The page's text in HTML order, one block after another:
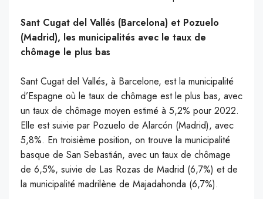
Sant Cugat del Vallés (Barcelona) et Pozuelo
(Madrid), les municipalités avec le taux de
chômage le plus bas
Sant Cugat del Vallés, à Barcelone, est la municipalité
d’Espagne où le taux de chômage est le plus bas, avec
un taux de chômage moyen estimé à 5,2% pour 2022.
Elle est suivie par Pozuelo de Alarcón (Madrid), avec
5,8%. En troisième position, on trouve la municipalité
basque de San Sebastián, avec un taux de chômage
de 6,5%, suivie de Las Rozas de Madrid (6,7%) et de
la municipalité madrilène de Majadahonda (6,7%).